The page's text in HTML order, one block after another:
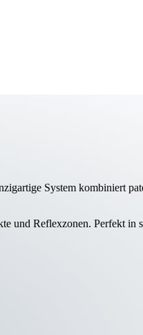
System kombiniert
und Reflexzonen. Perfekt in